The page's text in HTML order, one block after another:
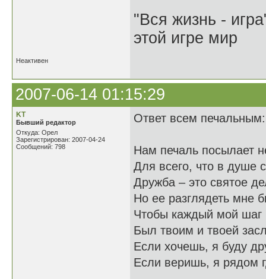
"Вся жизнь -
этой игре мир
Неактивен
2007-06-14 01:15:29
KT
Бывший редактор
Откуда: Орел
Зарегистрирован: 2007-04-24
Сообщений: 798
Ответ всем печальным:
Нам печаль посылает
Для всего, что в душе
Дружба – это святое
Но ее разглядеть мне
Чтобы каждый мой шаг
Был твоим и твоей
Если хочешь, я буду
Если веришь, я рядом